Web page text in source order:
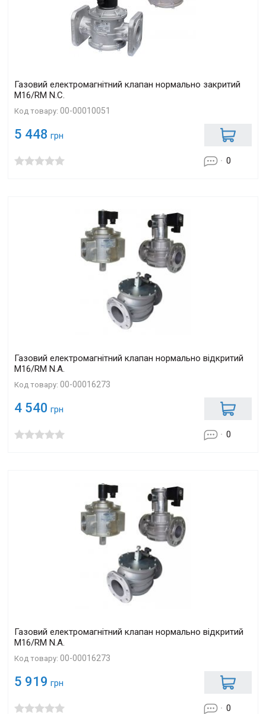
Газовий електромагнітний клапан нормально закритий
M16/RM N.С.
Код товару:00-00010051
5 448 грн
0
Газовий електромагнітний клапан нормально відкритий
M16/RM N.A.
Код товару:00-00016273
4 540 грн
0
Газовий електромагнітний клапан нормально відкритий
M16/RM N.A.
Код товару:00-00016273
5 919 грн
0